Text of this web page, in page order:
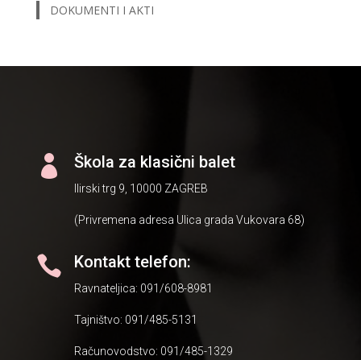
DOKUMENTI I AKTI
 Škola za klasični balet
Ilirski trg 9, 10000 ZAGREB
(Privremena adresa Ulica grada Vukovara 68)
 Kontakt telefon:
Ravnateljica: 091/608-8981
Tajništvo: 091/485-5131
Računovodstvo: 091/485-1329